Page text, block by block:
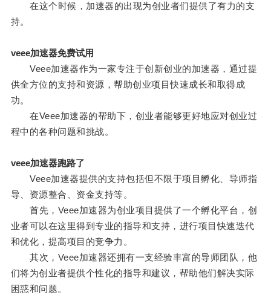
在这个时候，加速器的出现为创业者们提供了有力的支
持。
veee加速器免费试用
Veee加速器作为一家专注于创新创业的加速器，通过提
供全方位的支持和资源，帮助创业项目快速成长和取得成
功。
在Veee加速器的帮助下，创业者能够更好地应对创业过
程中的各种问题和挑战。
veee加速器跑路了
Veee加速器提供的支持包括但不限于项目孵化、导师指
导、资源整合、资金支持等。
首先，Veee加速器为创业项目提供了一个孵化平台，创
业者可以在这里得到专业的指导和支持，进行项目快速迭代
和优化，提高项目的竞争力。
其次，Veee加速器还拥有一支经验丰富的导师团队，他
们将为创业者提供个性化的指导和建议，帮助他们解决实际
困惑和问题。